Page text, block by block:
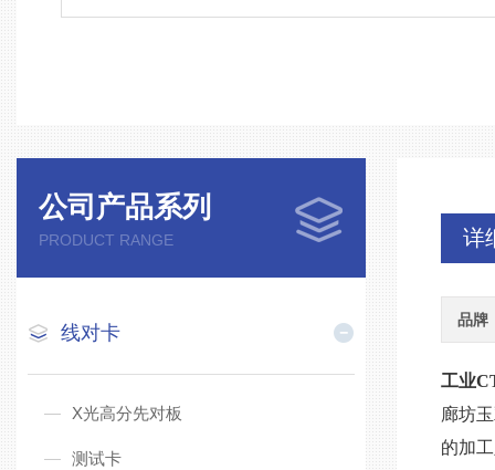
公司产品系列
PRODUCT RANGE
线对卡
X光高分先对板
测试卡
详
品牌
工业
廊坊
的加